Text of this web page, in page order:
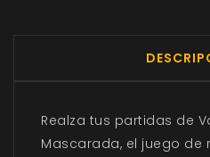
Realza tus partidas de
Mascarada, el juego de